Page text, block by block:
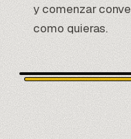
y comenzar
como quieras.